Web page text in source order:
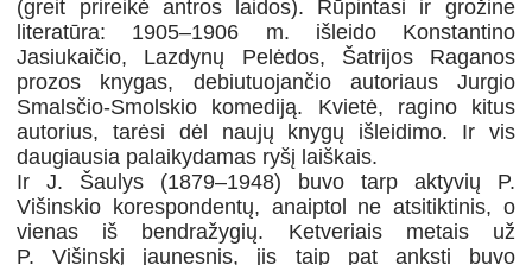
(greit prireikė antros laidos). Rūpintasi ir grožine
literatūra: 1905–1906 m. išleido Konstantino
Jasiukaičio, Lazdynų Pelėdos, Šatrijos Raganos
prozos knygas, debiutuojančio autoriaus Jurgio
Smalsčio-Smolskio komediją. Kvietė, ragino kitus
autorius, tarėsi dėl naujų knygų išleidimo. Ir vis
daugiausia palaikydamas ryšį laiškais.
Ir J. Šaulys (1879–1948) buvo tarp aktyvių P.
Višinskio korespondentų, anaiptol ne atsitiktinis, o
vienas iš bendražygių. Ketveriais metais už
P. Višinskį jaunesnis, jis taip pat anksti buvo